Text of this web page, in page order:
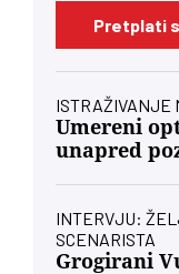
Pretplati
ISTRAŽIVANJE
Umereni
unapred
INTERVJU:
SCENARISTA
Grogirani